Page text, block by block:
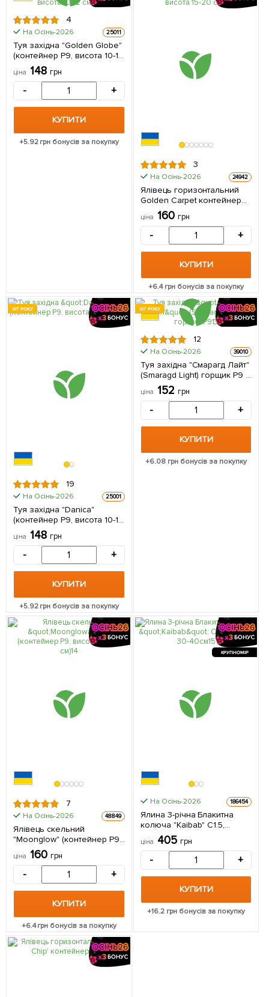
4
На Осінь-2026 25011
Туя західна "Golden Globe"
(контейнер Р9, висота 10-12
см) 1 саджанець в упаковці
ціна 148 грн
- +
КУПИТИ
+5.92грн бонусів за покупку
3
На Осінь-2026 24942
Ялівець горизонтальний
Golden Carpet контейнер
Р9, висота 15-20 см 1
саджанець в упаковці
ціна 160 грн
- +
КУПИТИ
+6.4грн бонусів за покупку
ХІТ РОКУ
19
На Осінь-2026 25001
Туя західна "Danica"
(контейнер Р9, висота 10-12
см) 1 саджанець в упаковці
ціна 148 грн
- +
КУПИТИ
+5.92грн бонусів за покупку
ХІТ РОКУ
12
На Осінь-2026 39010
Туя західна "Смарагд Лайт"
(Smaragd Light) горщик P9 1
саджанець в упаковці
ціна 152 грн
- +
КУПИТИ
+6.08 грн бонусів за покупку
7
На Осінь-2026 48849
Ялівець скельний
"Moonglow" (контейнер Р9,
висота 25-30 см) 1
саджанець в упаковці
ціна 160 грн
- +
КУПИТИ
+6.4грн бонусів за покупку
КРУПНОМІР
На Осінь-2026 186454
Ялина 3-річна Блакитна
колюча "Kaibab" С1.5,
висота 30-40см 1
саджанець в упаковці
ціна 405 грн
- +
КУПИТИ
+16.2грн бонусів за покупку